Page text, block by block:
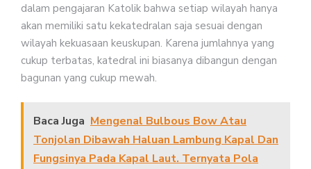
dalam pengajaran Katolik bahwa setiap wilayah hanya
akan memiliki satu kekatedralan saja sesuai dengan
wilayah kekuasaan keuskupan. Karena jumlahnya yang
cukup terbatas, katedral ini biasanya dibangun dengan
bagunan yang cukup mewah.
Baca Juga Mengenal Bulbous Bow Atau
Tonjolan Dibawah Haluan Lambung Kapal Dan
Fungsinya Pada Kapal Laut. Ternyata Pola